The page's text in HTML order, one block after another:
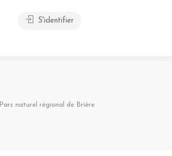
S'identifier
Parc naturel régional de Brière